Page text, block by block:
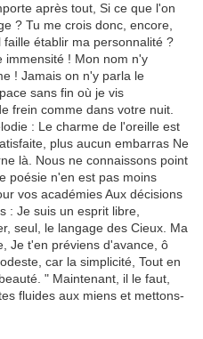
après tout, Si ce que l'on
? Tu me crois donc, encore,
établir ma personnalité ?
immensité ! Mon nom n'y
! Jamais on n'y parla le
sans fin où je vis
frein comme dans votre nuit.
: Le charme de l'oreille est
plus aucun embarras Ne
là. Nous ne connaissons point
poésie n'en est pas moins
vos académies Aux décisions
: Je suis un esprit libre,
seul, le langage des Cieux. Ma
Je t'en préviens d'avance, ô
car la simplicité, Tout en
" Maintenant, il le faut,
fluides aux miens et mettons-